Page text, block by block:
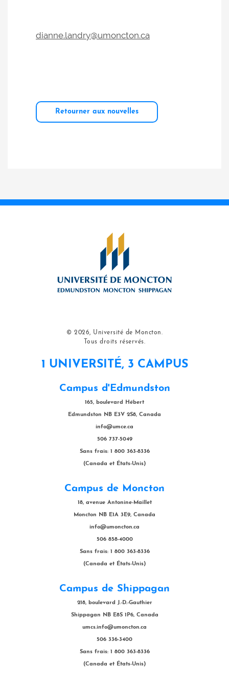
dianne.landry@umoncton.ca
Retourner aux nouvelles
© 2026, Université de Moncton.
Tous droits réservés.
1 UNIVERSITÉ, 3 CAMPUS
Campus d'Edmundston
165, boulevard Hébert
Edmundston NB E3V 2S8, Canada
info@umce.ca
506 737-5049
Sans frais: 1 800 363-8336
(Canada et États-Unis)
Campus de Moncton
18, avenue Antonine-Maillet
Moncton NB E1A 3E9, Canada
info@umoncton.ca
506 858-4000
Sans frais: 1 800 363-8336
(Canada et États-Unis)
Campus de Shippagan
218, boulevard J.-D.-Gauthier
Shippagan NB E8S 1P6, Canada
umcs.info@umoncton.ca
506 336-3400
Sans frais: 1 800 363-8336
(Canada et États-Unis)